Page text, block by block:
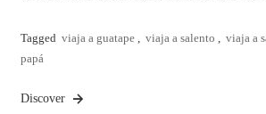
Tagged viaja a guatape , viaja a salento , viaja a
papá
Discover